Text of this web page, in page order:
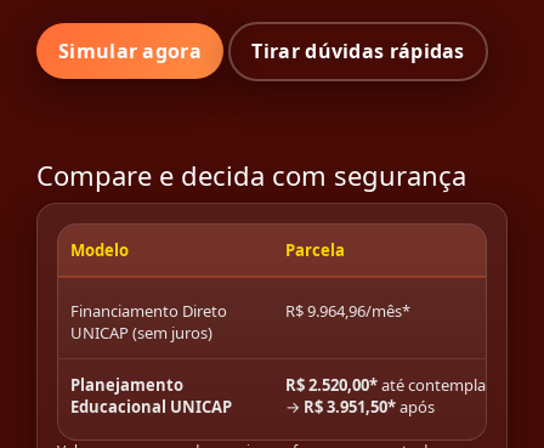
Simular agora Tirar dúvidas rápidas
Compare e decida com segurança
Modelo Parcela
Financiamento Direto
UNICAP (sem juros)
R$ 9.964,96/mês*
Planejamento
Educacional UNICAP
R$ 2.520,00*até contemplação
→ R$ 3.951,50*após